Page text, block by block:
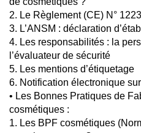
2. Le Règlement (CE) N°
3. L’ANSM : déclaration
4. Les responsabilités : la
l’évaluateur de sécurité
5. Les mentions d’étiquetage
6. Notification électronique
• Les Bonnes Pratiques de
cosmétiques :
1. Les BPF cosmétiques